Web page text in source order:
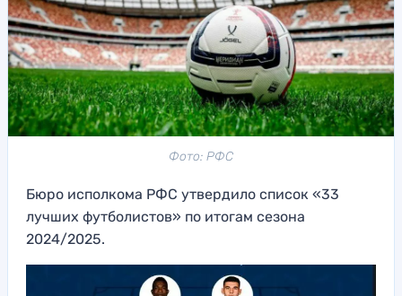
Фото: РФС
Бюро исполкома РФС утвердило список «33
лучших футболистов» по итогам сезона
2024/2025.